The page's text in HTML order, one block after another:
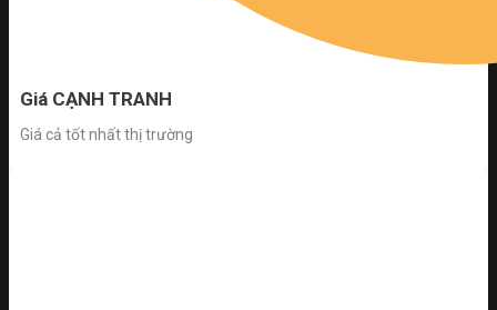
Giá CẠNH TRANH
Giá cả tốt nhất thị trường